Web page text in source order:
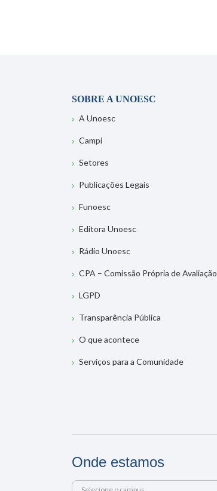
SOBRE A UNOESC
A Unoesc
Campi
Setores
Publicações Legais
Funoesc
Editora Unoesc
Rádio Unoesc
CPA – Comissão Própria de Avaliação
LGPD
Transparência Pública
O que acontece
Serviços para a Comunidade
Onde estamos